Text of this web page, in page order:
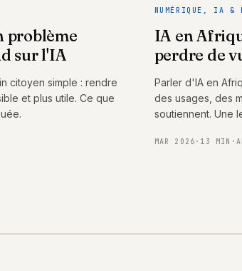
problème
sur l'IA
citoyen simple : rendre
et plus utile. Ce que
NUMÉRIQUE, IA &
IA en
perdre de
Parler d'IA en
des usages, des
soutiennent. Une
MAR 2026 · 13 MIN ·